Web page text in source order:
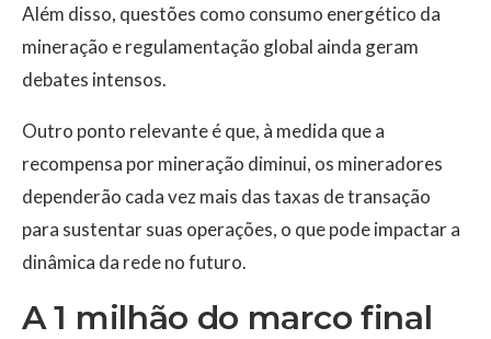
Além disso, questões como consumo energético da
mineração e regulamentação global ainda geram
debates intensos.
Outro ponto relevante é que, à medida que a
recompensa por mineração diminui, os mineradores
dependerão cada vez mais das taxas de transação
para sustentar suas operações, o que pode impactar a
dinâmica da rede no futuro.
A 1 milhão do marco final